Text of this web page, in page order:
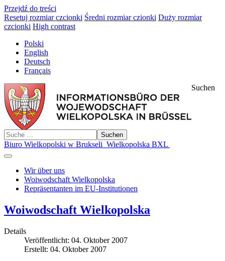
Przejdź do treści
Resetuj rozmiar czcionki Średni rozmiar czionki Duży rozmiar
czcionki High contrast
Polski
English
Deutsch
Français
Suchen
Suchen
Biuro Wielkopolski w Brukseli Wielkopolska BXL
Wir über uns
Woiwodschaft Wielkopolska
Repräsentanten im EU-Institutionen
Woiwodschaft Wielkopolska
Details
Veröffentlicht: 04. Oktober 2007
Erstellt: 04. Oktober 2007